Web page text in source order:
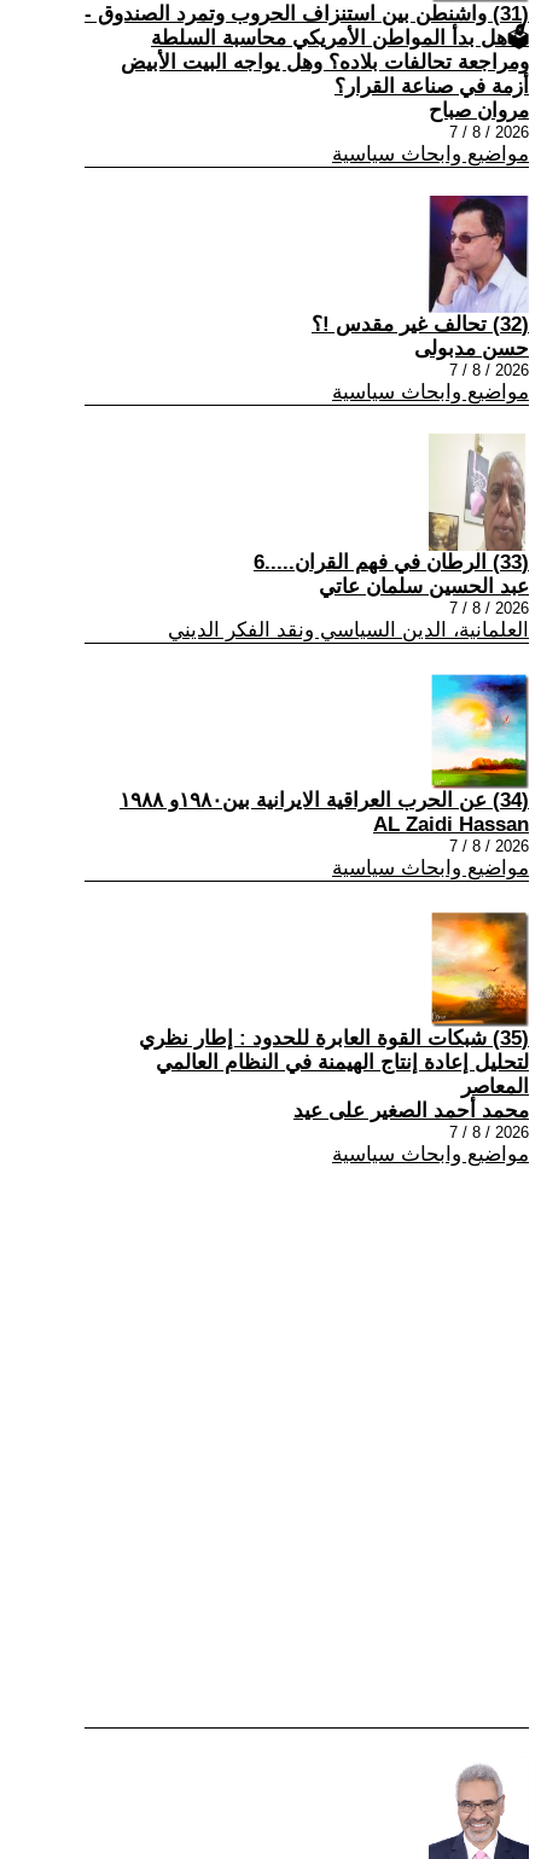
(31) واشنطن بين استنزاف الحروب وتمرد الصندوق -
🗳هل بدأ المواطن الأمريكي محاسبة السلطة
ومراجعة تحالفات بلاده؟ وهل يواجه البيت الأبيض
أزمة في صناعة القرار؟
مروان صباح
2026 / 8 / 7
مواضيع وابحاث سياسية
(32) تحالف غير مقدس !؟
حسن مدبولى
2026 / 8 / 7
مواضيع وابحاث سياسية
(33) الرطان في فهم القران.....6
عبد الحسين سلمان عاتي
2026 / 8 / 7
العلمانية، الدين السياسي ونقد الفكر الديني
(34) عن الحرب العراقية الايرانية بين١٩٨٠و ١٩٨٨
AL Zaidi Hassan
2026 / 8 / 7
مواضيع وابحاث سياسية
(35) شبكات القوة العابرة للحدود : إطار نظري
لتحليل إعادة إنتاج الهيمنة في النظام العالمي
المعاصر
محمد أحمد الصغير على عيد
2026 / 8 / 7
مواضيع وابحاث سياسية